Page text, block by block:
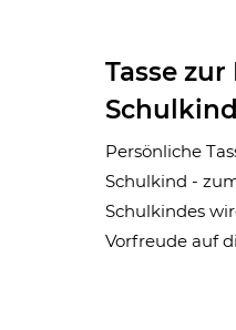
Tasse
Persönliche
Schulkind -
Schulkindes
Vorfreude auf